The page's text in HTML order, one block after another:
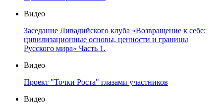
Видео
Заседание Ливадийского клуба «Возвращение к себе:
цивилизационные основы, ценности и границы
Русского мира» Часть 1.
Видео
Проект "Точки Роста" глазами участников
Видео